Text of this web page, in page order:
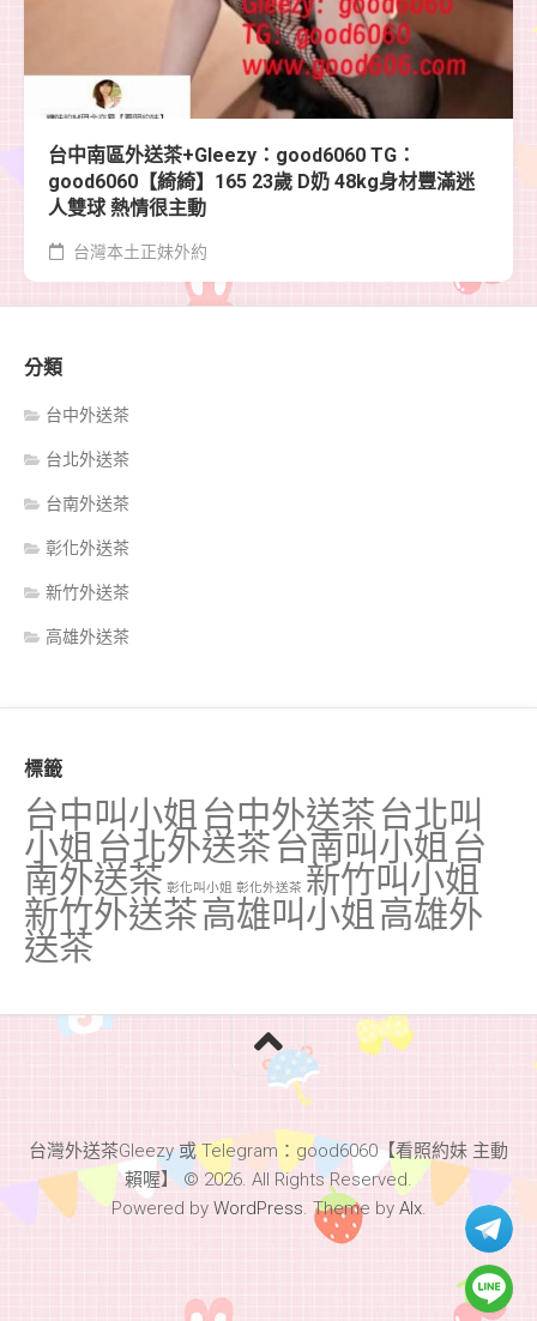
台中南區外送茶+Gleezy：good6060 TG：
good6060【綺綺】165 23歲 D奶 48kg身材豐滿迷
人雙球 熱情很主動
台灣本土正妹外約
分類
台中外送茶
台北外送茶
台南外送茶
彰化外送茶
新竹外送茶
高雄外送茶
標籤
台中叫小姐 台中外送茶 台北叫
小姐 台北外送茶 台南叫小姐 台
南外送茶 彰化叫小姐 彰化外送茶 新竹叫小姐
新竹外送茶高雄叫小姐 高雄外
送茶
台灣外送茶Gleezy 或 Telegram：good6060【看照約妹 主動
賴喔】 © 2026. All Rights Reserved.
Powered by WordPress. Theme by Alx.